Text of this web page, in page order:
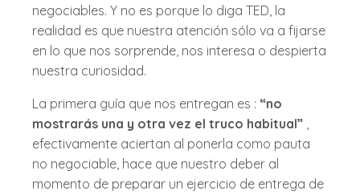
negociables. Y no es porque lo diga TED, la
realidad es que nuestra atención sólo va a fijarse
en lo que nos sorprende, nos interesa o despierta
nuestra curiosidad.
La primera guía que nos entregan es : “no
mostrarás una y otra vez el truco habitual” ,
efectivamente aciertan al ponerla como pauta
no negociable, hace que nuestro deber al
momento de preparar un ejercicio de entrega de